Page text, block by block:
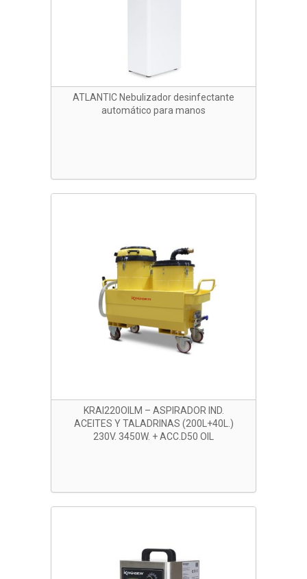
ATLANTIC Nebulizador desinfectante
automático para manos
KRAI220OILM – ASPIRADOR IND.
ACEITES Y TALADRINAS (200L+40L.)
230V. 3450W. + ACC.D50 OIL